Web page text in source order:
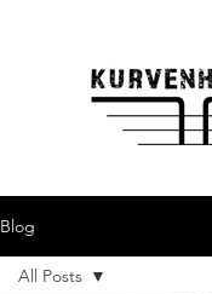
Blog
All Posts